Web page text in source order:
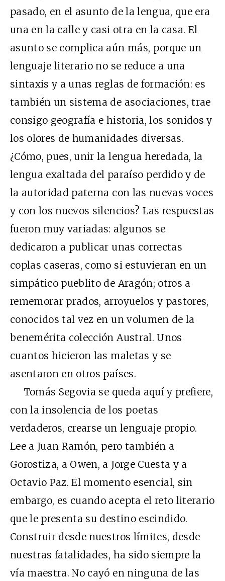
pasado, en el asunto de la lengua, que era
una en la calle y casi otra en la casa. El
asunto se complica aún más, porque un
lenguaje literario no se reduce a una
sintaxis y a unas reglas de formación: es
también un sistema de asociaciones, trae
consigo geografía e historia, los sonidos y
los olores de humanidades diversas.
¿Cómo, pues, unir la lengua heredada, la
lengua exaltada del paraíso perdido y de
la autoridad paterna con las nuevas voces
y con los nuevos silencios? Las respuestas
fueron muy variadas: algunos se
dedicaron a publicar unas correctas
coplas caseras, como si estuvieran en un
simpático pueblito de Aragón; otros a
rememorar prados, arroyuelos y pastores,
conocidos tal vez en un volumen de la
benemérita colección Austral. Unos
cuantos hicieron las maletas y se
asentaron en otros países.
Tomás Segovia se queda aquí y prefiere,
con la insolencia de los poetas
verdaderos, crearse un lenguaje propio.
Lee a Juan Ramón, pero también a
Gorostiza, a Owen, a Jorge Cuesta y a
Octavio Paz. El momento esencial, sin
embargo, es cuando acepta el reto literario
que le presenta su destino escindido.
Construir desde nuestros límites, desde
nuestras fatalidades, ha sido siempre la
vía maestra. No cayó en ninguna de las